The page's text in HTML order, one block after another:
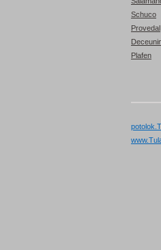
Schuco
Provedal
Plafen